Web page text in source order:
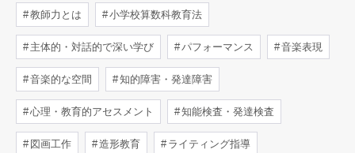
教師力とは 小学校算数科教育法
主体的・対話的で深い学び パフォーマンス 音楽表現
音楽的な空間 知的障害・発達障害
心理・教育的アセスメント 知能検査・発達検査
図画工作 造形教育 ライティング指導